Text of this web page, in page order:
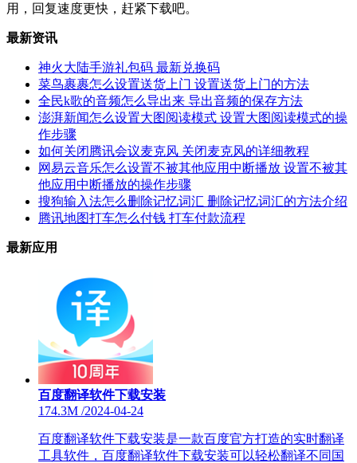
用，回复速度更快，赶紧下载吧。
最新资讯
神火大陆手游礼包码 最新兑换码
菜鸟裹裹怎么设置送货上门 设置送货上门的方法
全民k歌的音频怎么导出来 导出音频的保存方法
澎湃新闻怎么设置大图阅读模式 设置大图阅读模式的操
作步骤
如何关闭腾讯会议麦克风 关闭麦克风的详细教程
网易云音乐怎么设置不被其他应用中断播放 设置不被其
他应用中断播放的操作步骤
搜狗输入法怎么删除记忆词汇 删除记忆词汇的方法介绍
腾讯地图打车怎么付钱 打车付款流程
最新应用
百度翻译软件下载安装
174.3M /2024-04-24
百度翻译软件下载安装是一款百度官方打造的实时翻译
工具软件，百度翻译软件下载安装可以轻松翻译不同国